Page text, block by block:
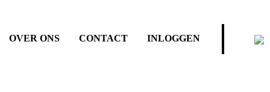
OVER ONS CONTACT INLOGGEN